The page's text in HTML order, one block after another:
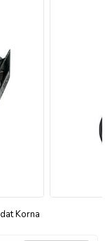
Korna